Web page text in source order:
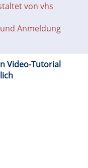
von vhs
Anmeldung
Video-Tutorial